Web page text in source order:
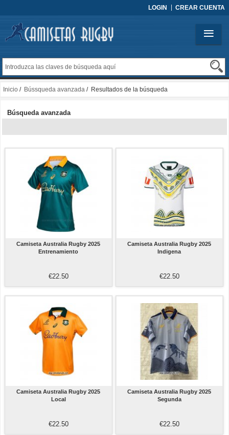
LOGIN CREAR CUENTA
Inicio / Bússqueda avanzada / Resultados de la búsqueda
Búsqueda avanzada
Camiseta Australia Rugby 2025
Entrenamiento
€22.50
Camiseta Australia Rugby 2025
Indigena
€22.50
Camiseta Australia Rugby 2025
Local
€22.50
Camiseta Australia Rugby 2025
Segunda
€22.50